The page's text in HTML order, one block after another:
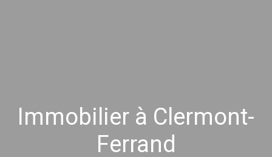
Immobilier à Clermont-
Ferrand